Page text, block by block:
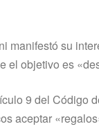
manifestó su
el objetivo es
9 del Código
aceptar